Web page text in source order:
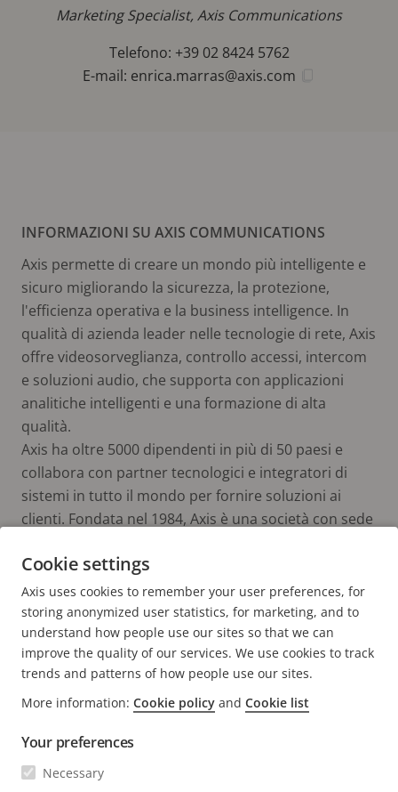
Marketing Specialist, Axis Communications
Telefono: +39 02 8424 5762
E-mail: enrica.marras@axis.com
INFORMAZIONI SU AXIS COMMUNICATIONS
Axis permette di creare un mondo più intelligente e
sicuro migliorando la sicurezza, la protezione,
l'efficienza operativa e la business intelligence. In
qualità di azienda leader nelle tecnologie di rete, Axis
offre videosorveglianza, controllo accessi, intercom
e soluzioni audio, che supporta con applicazioni
analitiche intelligenti e una formazione di alta
qualità.
Axis ha oltre 5000 dipendenti in più di 50 paesi e
collabora con partner tecnologici e integratori di
sistemi in tutto il mondo per fornire soluzioni ai
clienti. Fondata nel 1984, Axis è una società con sede
FOOTER
CONTATTO
Contattaci
Experience Center
NOVITÀ E STORIE
Cookie settings
Axis uses cookies to remember your user preferences, for
storing anonymized user statistics, for marketing, and to
understand how people use our sites so that we can
improve the quality of our services. We use cookies to track
trends and patterns of how people use our sites.
More information: Cookie policy and Cookie list
Your preferences
Necessary